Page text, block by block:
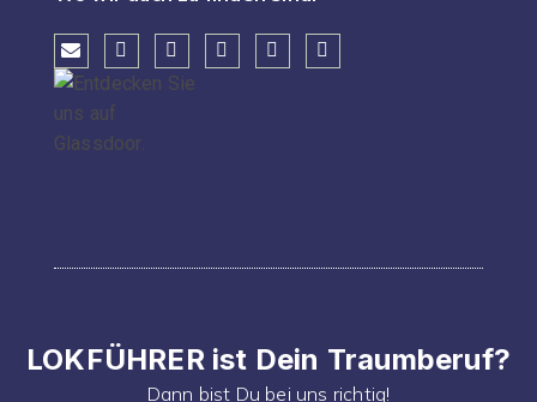
LOKFÜHRER ist Dein Traumberuf?
Dann bist Du bei uns richtig!